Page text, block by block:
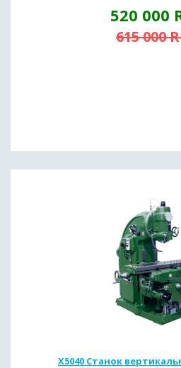
520 000
615 000
X5040 Станок